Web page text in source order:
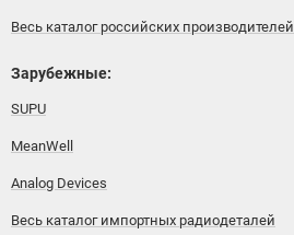
Весь каталог российских производителей
Зарубежные:
SUPU
MeanWell
Analog Devices
Весь каталог импортных радиодеталей